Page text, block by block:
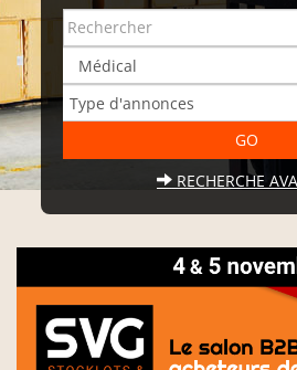
RECHERCHE